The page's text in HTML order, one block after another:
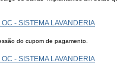
- SISTEMA LAVANDERIA
do cupom de pagamento.
- SISTEMA LAVANDERIA